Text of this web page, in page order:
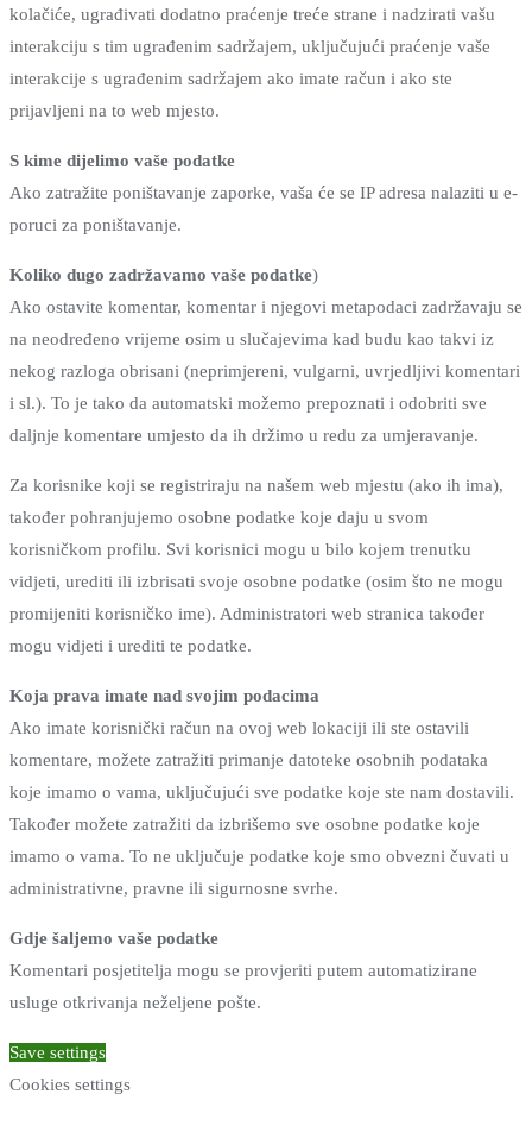
kolačiće, ugrađivati ​​dodatno praćenje treće strane i nadzirati vašu
interakciju s tim ugrađenim sadržajem, uključujući praćenje vaše
interakcije s ugrađenim sadržajem ako imate račun i ako ste
prijavljeni na to web mjesto.
S kime dijelimo vaše podatke
Ako zatražite poništavanje zaporke, vaša će se IP adresa nalaziti u e-
poruci za poništavanje.
Koliko dugo zadržavamo vaše podatke)
Ako ostavite komentar, komentar i njegovi metapodaci zadržavaju se
na neodređeno vrijeme osim u slučajevima kad budu kao takvi iz
nekog razloga obrisani (neprimjereni, vulgarni, uvrjedljivi komentari
i sl.). To je tako da automatski možemo prepoznati i odobriti sve
daljnje komentare umjesto da ih držimo u redu za umjeravanje.
Za korisnike koji se registriraju na našem web mjestu (ako ih ima),
također pohranjujemo osobne podatke koje daju u svom
korisničkom profilu. Svi korisnici mogu u bilo kojem trenutku
vidjeti, urediti ili izbrisati svoje osobne podatke (osim što ne mogu
promijeniti korisničko ime). Administratori web stranica također
mogu vidjeti i urediti te podatke.
Koja prava imate nad svojim podacima
Ako imate korisnički račun na ovoj web lokaciji ili ste ostavili
komentare, možete zatražiti primanje datoteke osobnih podataka
koje imamo o vama, uključujući sve podatke koje ste nam dostavili.
Također možete zatražiti da izbrišemo sve osobne podatke koje
imamo o vama. To ne uključuje podatke koje smo obvezni čuvati u
administrativne, pravne ili sigurnosne svrhe.
Gdje šaljemo vaše podatke
Komentari posjetitelja mogu se provjeriti putem automatizirane
usluge otkrivanja neželjene pošte.
Save settings
Cookies settings